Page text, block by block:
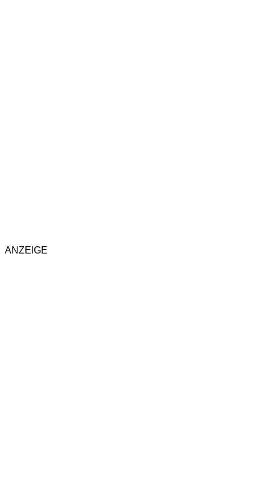
ANZEIGE